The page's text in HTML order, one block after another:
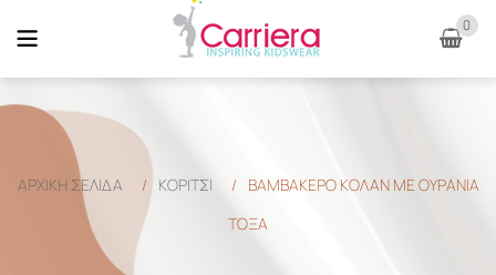
0
ΑΡΧΙΚΉ ΣΕΛΊΔΑ / ΚΟΡΙΤΣΙ /
ΒΑΜΒΑΚΕΡΟ ΚΟΛΑΝ ΜΕ ΟΥΡΑΝΙΑ
ΤΟΞΑ